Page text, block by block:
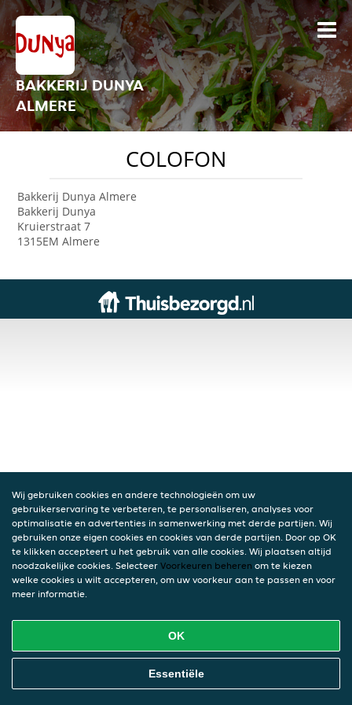
BAKKERIJ DUNYA
ALMERE
COLOFON
Bakkerij Dunya Almere
Bakkerij Dunya
Kruierstraat 7
1315EM Almere
Wij gebruiken cookies en andere technologieën om uw
gebruikerservaring te verbeteren, te personaliseren, analyses voor
optimalisatie en advertenties in samenwerking met derde partijen. Wij
gebruiken onze eigen cookies en cookies van derde partijen. Door op OK
te klikken accepteert u het gebruik van alle cookies. Wij plaatsen altijd
noodzakelijke cookies. Selecteer Voorkeuren beheren om te kiezen
welke cookies u wilt accepteren, om uw voorkeur aan te passen en voor
meer informatie.
OK
Essentiële